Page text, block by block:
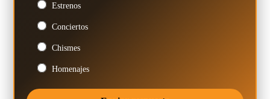
Estrenos
Conciertos
Chismes
Homenajes